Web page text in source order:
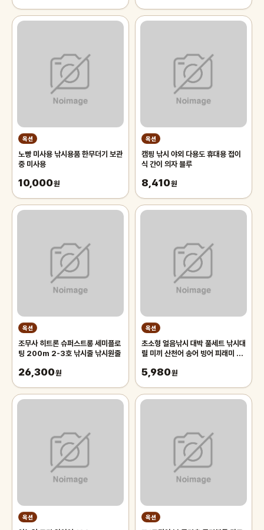
옥션
노빵 미사용 낚시용품 한무더기 보관
중 미사용
10,000원
옥션
캠핑 낚시 야외 다용도 휴대용 접이
식 간이 의자 블루
8,410원
옥션
조무사 히트론 슈퍼스트롱 세미플로
팅 200m 2-3호 낚시줄 낚시원줄
26,300원
옥션
초소형 얼음낚시 대박 풀세트 낚시대
릴 미끼 산천어 송어 빙어 피래미 원
5,980원
옥션 옥션